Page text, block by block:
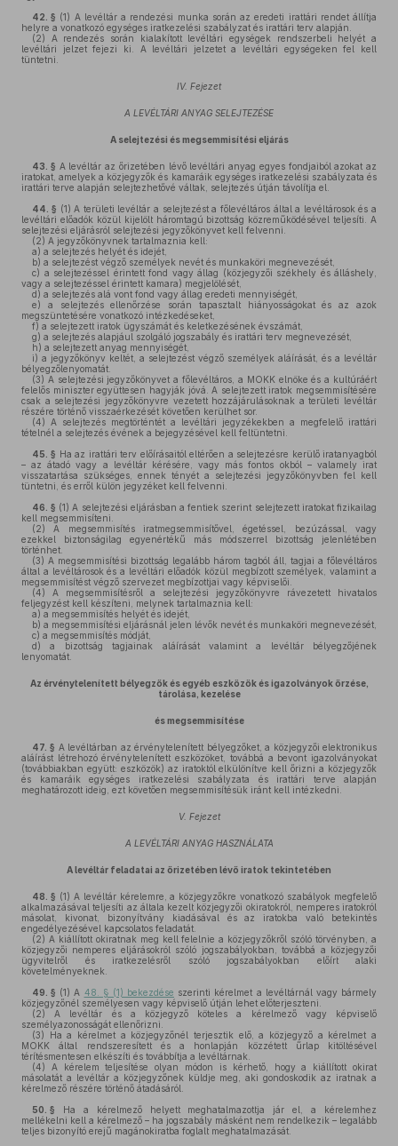
42. § (1) A levéltár a rendezési munka során az eredeti irattári rendet állítja
helyre a vonatkozó egységes iratkezelési szabályzat és irattári terv alapján.
(2) A rendezés során kialakított levéltári egységek rendszerbeli helyét a
levéltári jelzet fejezi ki. A levéltári jelzetet a levéltári egységeken fel kell
tüntetni.
IV. Fejezet
A LEVÉLTÁRI ANYAG SELEJTEZÉSE
A selejtezési és megsemmisítési eljárás
43. § A levéltár az őrizetében lévő levéltári anyag egyes fondjaiból azokat az
iratokat, amelyek a közjegyzők és kamaráik egységes iratkezelési szabályzata és
irattári terve alapján selejtezhetővé váltak, selejtezés útján távolítja el.
44. § (1) A területi levéltár a selejtezést a főlevéltáros által a levéltárosok és a
levéltári előadók közül kijelölt háromtagú bizottság közreműködésével teljesíti. A
selejtezési eljárásról selejtezési jegyzőkönyvet kell felvenni.
(2) A jegyzőkönyvnek tartalmaznia kell:
a) a selejtezés helyét és idejét,
b) a selejtezést végző személyek nevét és munkaköri megnevezését,
c) a selejtezéssel érintett fond vagy állag (közjegyzői székhely és álláshely,
vagy a selejtezéssel érintett kamara) megjelölését,
d) a selejtezés alá vont fond vagy állag eredeti mennyiségét,
e) a selejtezés ellenőrzése során tapasztalt hiányosságokat és az azok
megszüntetésére vonatkozó intézkedéseket,
f) a selejtezett iratok ügyszámát és keletkezésének évszámát,
g) a selejtezés alapjául szolgáló jogszabály és irattári terv megnevezését,
h) a selejtezett anyag mennyiségét,
i) a jegyzőkönyv keltét, a selejtezést végző személyek aláírását, és a levéltár
bélyegzőlenyomatát.
(3) A selejtezési jegyzőkönyvet a főlevéltáros, a MOKK elnöke és a kultúráért
felelős miniszter együttesen hagyják jóvá. A selejtezett iratok megsemmisítésére
csak a selejtezési jegyzőkönyvre vezetett hozzájárulásoknak a területi levéltár
részére történő visszaérkezését követően kerülhet sor.
(4) A selejtezés megtörténtét a levéltári jegyzékekben a megfelelő irattári
tételnél a selejtezés évének a bejegyzésével kell feltüntetni.
45. § Ha az irattári terv előírásaitól eltérően a selejtezésre kerülő iratanyagból
– az átadó vagy a levéltár kérésére, vagy más fontos okból – valamely irat
visszatartása szükséges, ennek tényét a selejtezési jegyzőkönyvben fel kell
tüntetni, és erről külön jegyzéket kell felvenni.
46. § (1) A selejtezési eljárásban a fentiek szerint selejtezett iratokat fizikailag
kell megsemmisíteni.
(2) A megsemmisítés iratmegsemmisítővel, égetéssel, bezúzással, vagy
ezekkel biztonságilag egyenértékű más módszerrel bizottság jelenlétében
történhet.
(3) A megsemmisítési bizottság legalább három tagból áll, tagjai a főlevéltáros
által a levéltárosok és a levéltári előadók közül megbízott személyek, valamint a
megsemmisítést végző szervezet megbízottjai vagy képviselői.
(4) A megsemmisítésről a selejtezési jegyzőkönyvre rávezetett hivatalos
feljegyzést kell készíteni, melynek tartalmaznia kell:
a) a megsemmisítés helyét és idejét,
b) a megsemmisítési eljárásnál jelen lévők nevét és munkaköri megnevezését,
c) a megsemmisítés módját,
d) a bizottság tagjainak aláírását valamint a levéltár bélyegzőjének
lenyomatát.
Az érvénytelenített bélyegzők és egyéb eszközök és igazolványok őrzése,
tárolása, kezelése
és megsemmisítése
47. § A levéltárban az érvénytelenített bélyegzőket, a közjegyzői elektronikus
aláírást létrehozó érvénytelenített eszközöket, továbbá a bevont igazolványokat
(továbbiakban együtt: eszközök) az iratoktól elkülönítve kell őrizni a közjegyzők
és kamaráik egységes iratkezelési szabályzata és irattári terve alapján
meghatározott ideig, ezt követően megsemmisítésük iránt kell intézkedni.
V. Fejezet
A LEVÉLTÁRI ANYAG HASZNÁLATA
A levéltár feladatai az őrizetében lévő iratok tekintetében
48. § (1) A levéltár kérelemre, a közjegyzőkre vonatkozó szabályok megfelelő
alkalmazásával teljesíti az általa kezelt közjegyzői okiratokról, nemperes iratokról
másolat, kivonat, bizonyítvány kiadásával és az iratokba való betekintés
engedélyezésével kapcsolatos feladatát.
(2) A kiállított okiratnak meg kell felelnie a közjegyzőkről szóló törvényben, a
közjegyzői nemperes eljárásokról szóló jogszabályokban, továbbá a közjegyzői
ügyvitelről és iratkezelésről szóló jogszabályokban előírt alaki
követelményeknek.
49. § (1) A 48. § (1) bekezdése szerinti kérelmet a levéltárnál vagy bármely
közjegyzőnél személyesen vagy képviselő útján lehet előterjeszteni.
(2) A levéltár és a közjegyző köteles a kérelmező vagy képviselő
személyazonosságát ellenőrizni.
(3) Ha a kérelmet a közjegyzőnél terjesztik elő, a közjegyző a kérelmet a
MOKK által rendszeresített és a honlapján közzétett űrlap kitöltésével
térítésmentesen elkészíti és továbbítja a levéltárnak.
(4) A kérelem teljesítése olyan módon is kérhető, hogy a kiállított okirat
másolatát a levéltár a közjegyzőnek küldje meg, aki gondoskodik az iratnak a
kérelmező részére történő átadásáról.
50. § Ha a kérelmező helyett meghatalmazottja jár el, a kérelemhez
mellékelni kell a kérelmező – ha jogszabály másként nem rendelkezik – legalább
teljes bizonyító erejű magánokiratba foglalt meghatalmazását.